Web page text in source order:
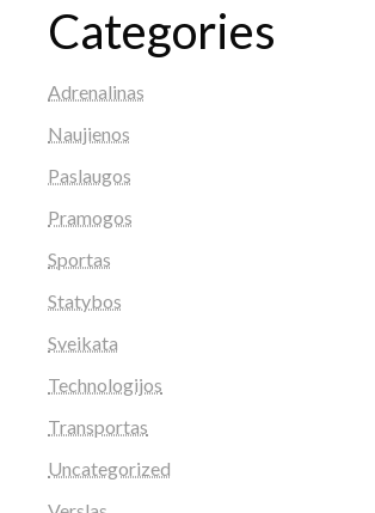
Categories
Adrenalinas
Naujienos
Paslaugos
Pramogos
Sportas
Statybos
Sveikata
Technologijos
Transportas
Uncategorized